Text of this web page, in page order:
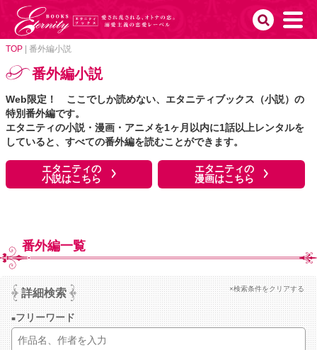
TOP 番外編小説
番外編小説
Web限定！ ここでしか読めない、エタニティブックス（小説）の
特別番外編です。
エタニティの小説・漫画・アニメを1ヶ月以内に1話以上レンタルを
していると、すべての番外編を読むことができます。
エタニティの
小説はこちら
エタニティの
漫画はこちら
番外編一覧
詳細検索 ×検索条件をクリアする
フリーワード